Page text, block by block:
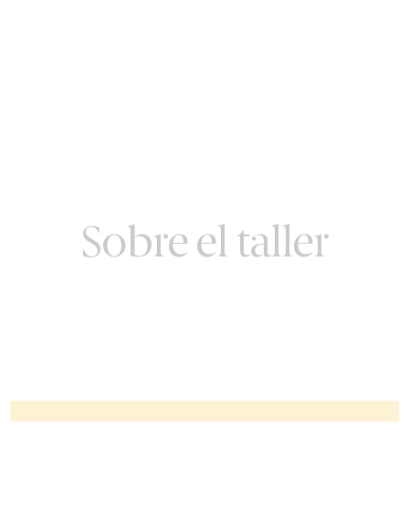
Sobre el taller